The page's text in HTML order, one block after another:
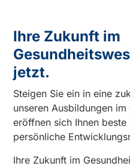
Ihre Zukunft im
jetzt.
Steigen Sie ein in eine
unseren Ausbildungen
eröffnen sich Ihnen
persönliche
Ihre Zukunft im